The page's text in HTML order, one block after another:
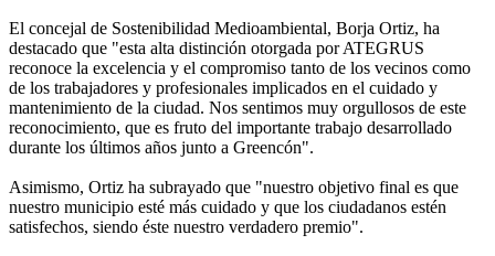
El concejal de Sostenibilidad Medioambiental, Borja Ortiz, ha
destacado que "esta alta distinción otorgada por ATEGRUS
reconoce la excelencia y el compromiso tanto de los vecinos como
de los trabajadores y profesionales implicados en el cuidado y
mantenimiento de la ciudad. Nos sentimos muy orgullosos de este
reconocimiento, que es fruto del importante trabajo desarrollado
durante los últimos años junto a Greencón".
Asimismo, Ortiz ha subrayado que "nuestro objetivo final es que
nuestro municipio esté más cuidado y que los ciudadanos estén
satisfechos, siendo éste nuestro verdadero premio".